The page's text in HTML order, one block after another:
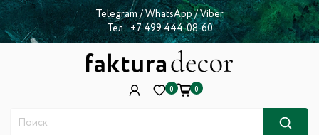
Тел.:+7 499 444-08-60
Telegram/WhatsApp/Viber
0 0